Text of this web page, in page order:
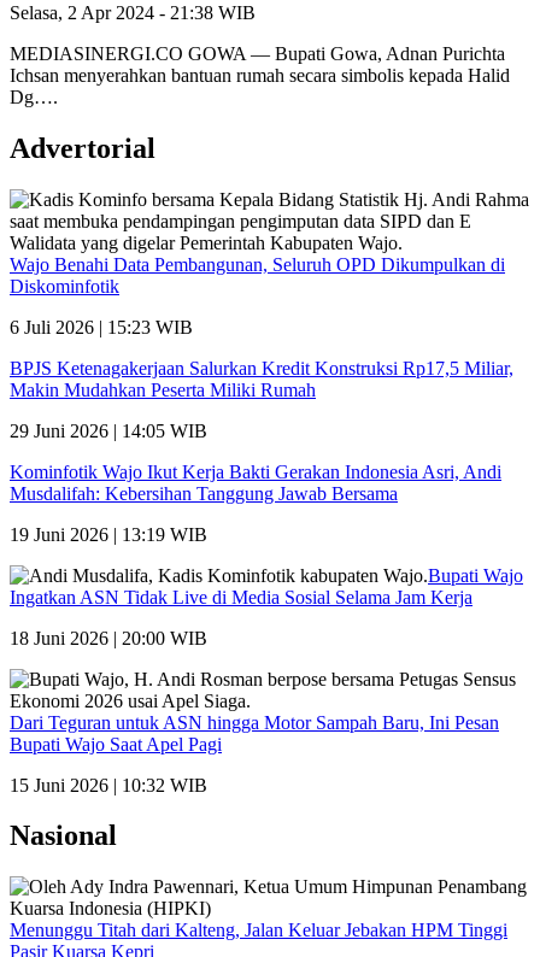
Selasa, 2 Apr 2024 - 21:38 WIB
MEDIASINERGI.CO GOWA — Bupati Gowa, Adnan Purichta
Ichsan menyerahkan bantuan rumah secara simbolis kepada Halid
Dg….
Advertorial
Wajo Benahi Data Pembangunan, Seluruh OPD Dikumpulkan di
Diskominfotik
6 Juli 2026 | 15:23 WIB
BPJS Ketenagakerjaan Salurkan Kredit Konstruksi Rp17,5 Miliar,
Makin Mudahkan Peserta Miliki Rumah
29 Juni 2026 | 14:05 WIB
Kominfotik Wajo Ikut Kerja Bakti Gerakan Indonesia Asri, Andi
Musdalifah: Kebersihan Tanggung Jawab Bersama
19 Juni 2026 | 13:19 WIB
Bupati Wajo
Ingatkan ASN Tidak Live di Media Sosial Selama Jam Kerja
18 Juni 2026 | 20:00 WIB
Dari Teguran untuk ASN hingga Motor Sampah Baru, Ini Pesan
Bupati Wajo Saat Apel Pagi
15 Juni 2026 | 10:32 WIB
Nasional
Menunggu Titah dari Kalteng, Jalan Keluar Jebakan HPM Tinggi
Pasir Kuarsa Kepri